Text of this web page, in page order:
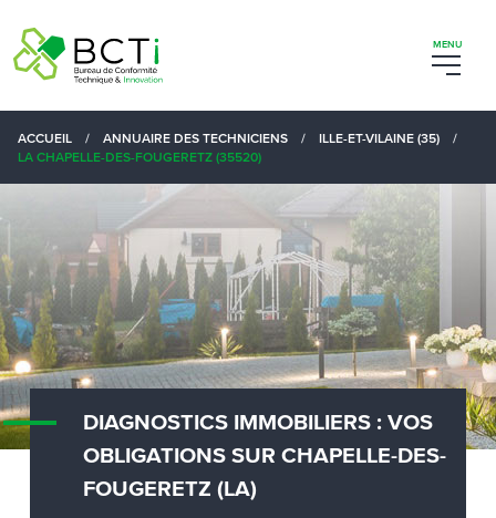
ACCUEIL / ANNUAIRE DES TECHNICIENS / ILLE-ET-VILAINE (35)
/
LA CHAPELLE-DES-FOUGERETZ (35520)
DIAGNOSTICS IMMOBILIERS : VOS
OBLIGATIONS SUR CHAPELLE-DES-
FOUGERETZ (LA)